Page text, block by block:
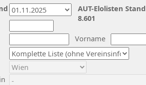
Vorname
AUT-Elolisten
8.601